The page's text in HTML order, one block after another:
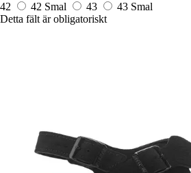
42
42 Smal 43
43 Smal
Detta fält är obligatoriskt